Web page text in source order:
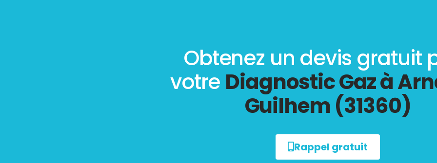
Obtenez un devis gratuit
votre Diagnostic Gaz à
Guilhem (31360)
Rappel gratuit